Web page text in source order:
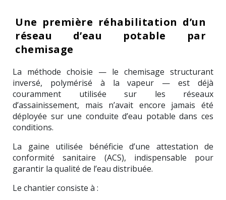
Une première réhabilitation d’un
réseau d’eau potable par
chemisage
La méthode choisie — le chemisage structurant
inversé, polymérisé à la vapeur — est déjà
couramment utilisée sur les réseaux
d’assainissement, mais n’avait encore jamais été
déployée sur une conduite d’eau potable dans ces
conditions.
La gaine utilisée bénéficie d’une attestation de
conformité sanitaire (ACS), indispensable pour
garantir la qualité de l’eau distribuée.
Le chantier consiste à :